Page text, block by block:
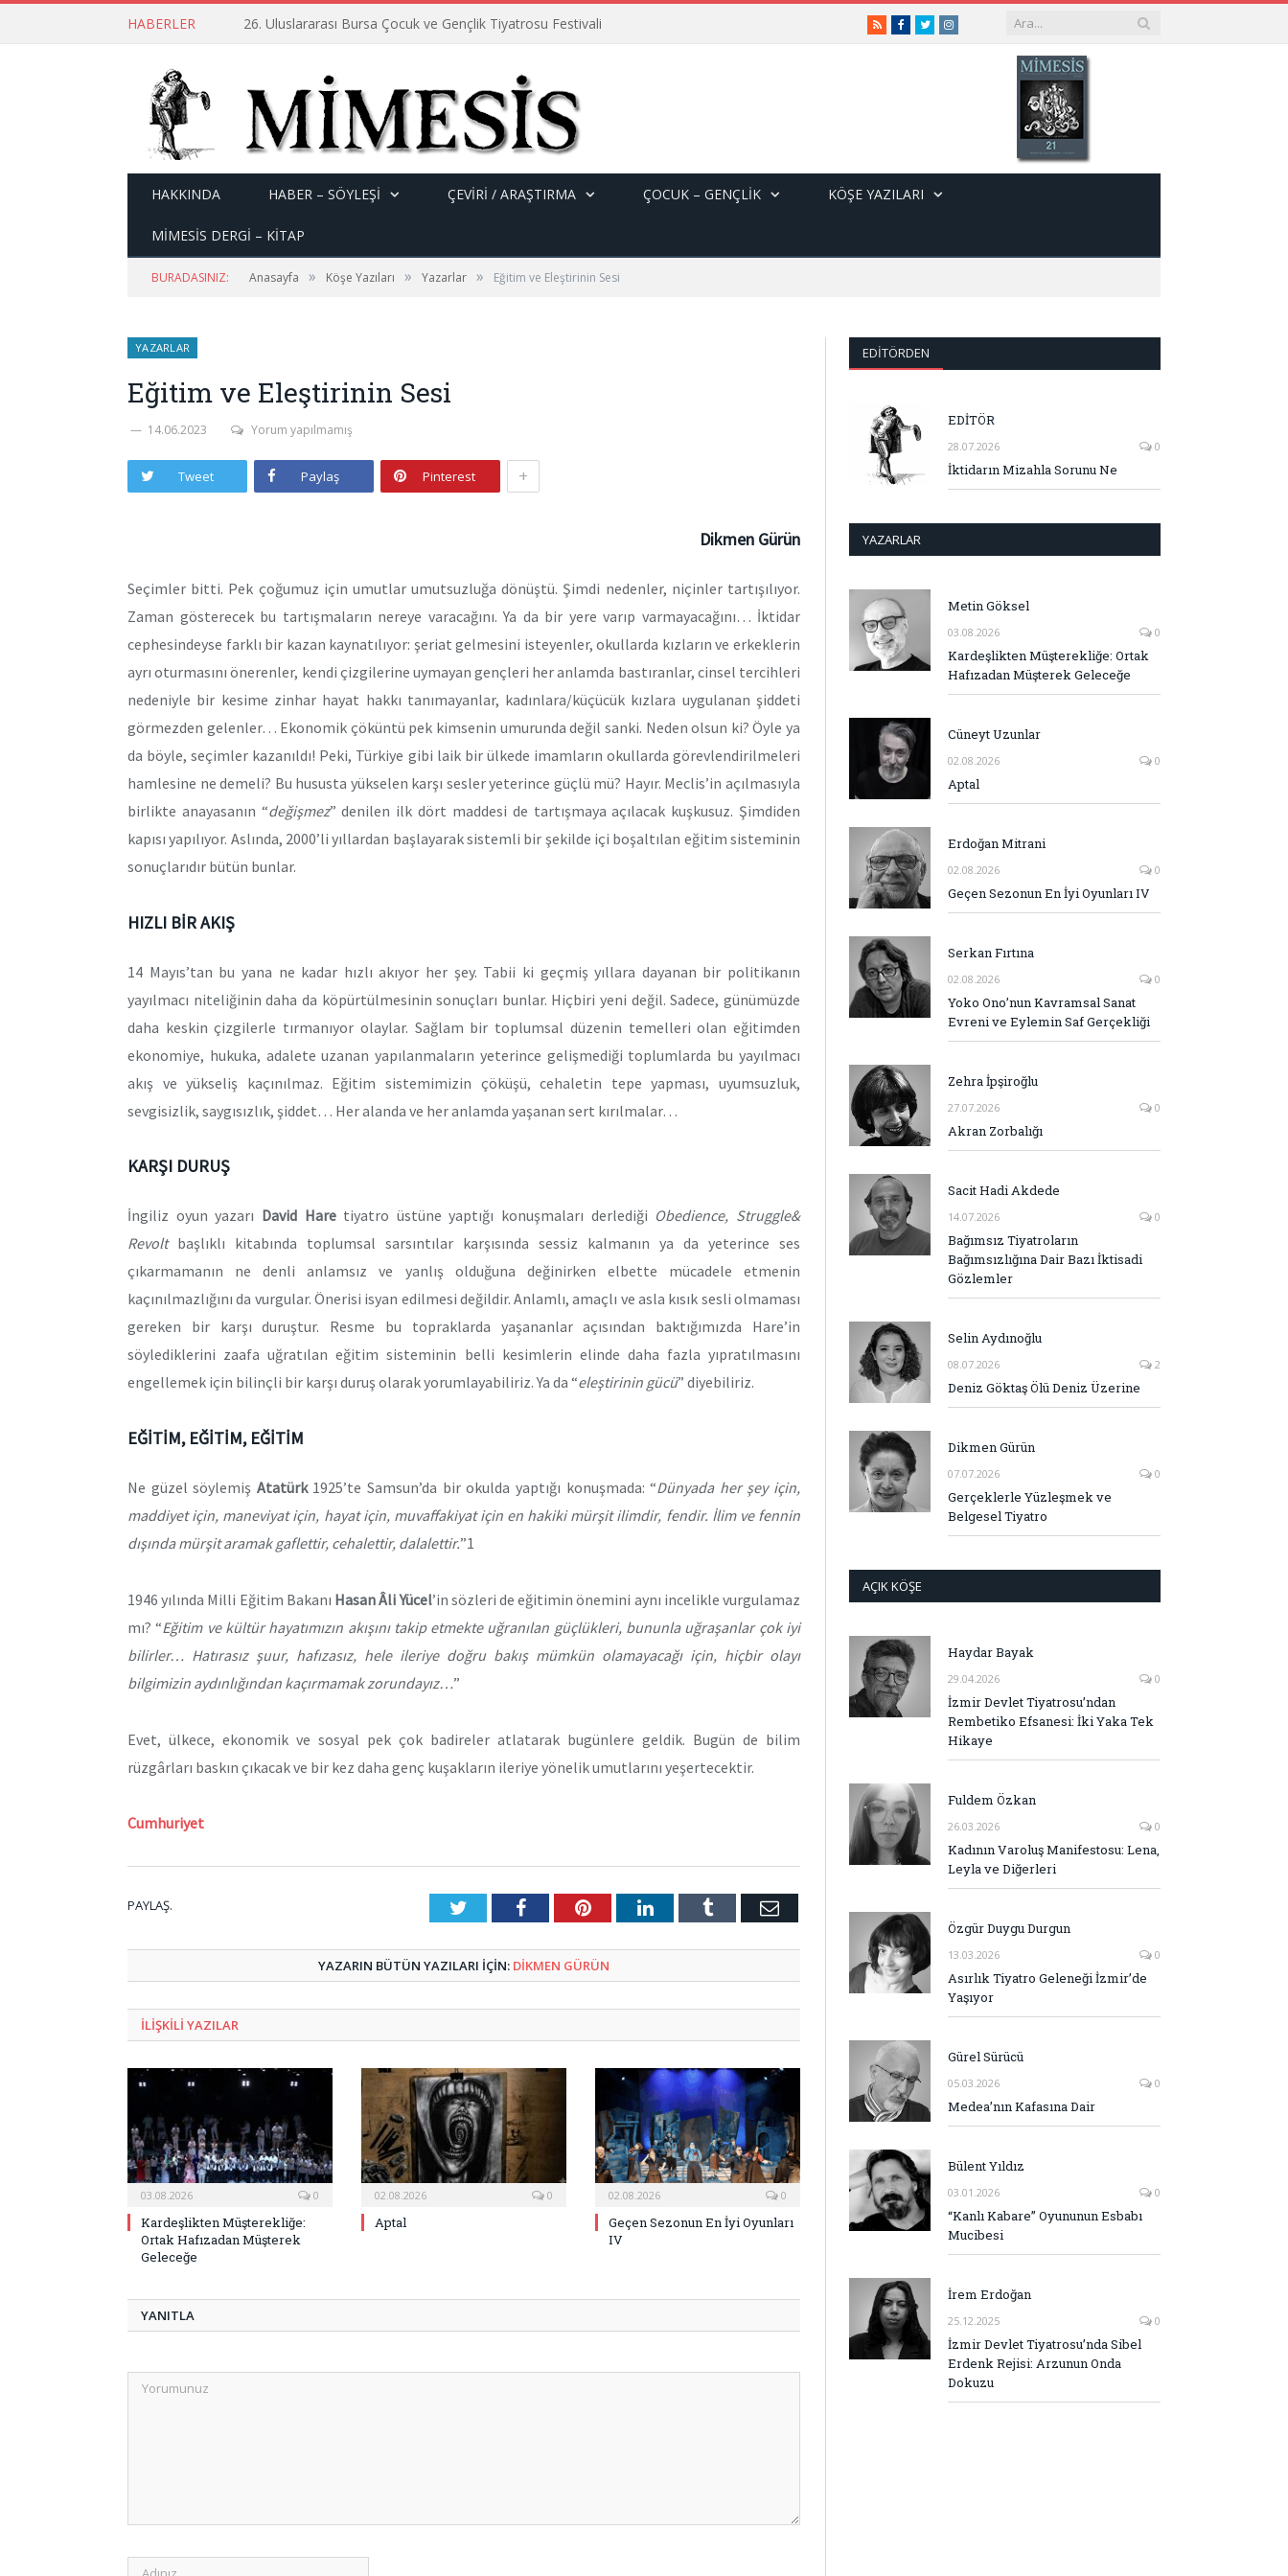
HABERLER 26. Uluslararası Bursa Çocuk ve Gençlik Tiyatrosu Festivali RSSFacebook
TwitterInstagram
HAKKINDA HABER – SÖYLEŞI ÇEVİRİ / ARAŞTIRMA ÇOCUK – GENÇLIK KÖŞE YAZILARI
MİMESİS DERGİ – KİTAP
BURADASINIZ: Anasayfa » Köşe Yazıları » Yazarlar » Eğitim ve Eleştirinin Sesi
YAZARLAR
Eğitim ve Eleştirinin Sesi
14.06.2023 Yorum yapılmamış
Tweet Paylaş Pinterest +
Dikmen Gürün
Seçimler bitti. Pek çoğumuz için umutlar umutsuzluğa dönüştü. Şimdi nedenler, niçinler tartışılıyor.
Zaman gösterecek bu tartışmaların nereye varacağını. Ya da bir yere varıp varmayacağını… İktidar
cephesindeyse farklı bir kazan kaynatılıyor: şeriat gelmesini isteyenler, okullarda kızların ve erkeklerin
ayrı oturmasını önerenler, kendi çizgilerine uymayan gençleri her anlamda bastıranlar, cinsel tercihleri
nedeniyle bir kesime zinhar hayat hakkı tanımayanlar, kadınlara/küçücük kızlara uygulanan şiddeti
görmezden gelenler… Ekonomik çöküntü pek kimsenin umurunda değil sanki. Neden olsun ki? Öyle ya
da böyle, seçimler kazanıldı! Peki, Türkiye gibi laik bir ülkede imamların okullarda görevlendirilmeleri
hamlesine ne demeli? Bu hususta yükselen karşı sesler yeterince güçlü mü? Hayır. Meclis’in açılmasıyla
birlikte anayasanın “değişmez” denilen ilk dört maddesi de tartışmaya açılacak kuşkusuz. Şimdiden
kapısı yapılıyor. Aslında, 2000’li yıllardan başlayarak sistemli bir şekilde içi boşaltılan eğitim sisteminin
sonuçlarıdır bütün bunlar.
HIZLI BİR AKIŞ
14 Mayıs’tan bu yana ne kadar hızlı akıyor her şey. Tabii ki geçmiş yıllara dayanan bir politikanın
yayılmacı niteliğinin daha da köpürtülmesinin sonuçları bunlar. Hiçbiri yeni değil. Sadece, günümüzde
daha keskin çizgilerle tırmanıyor olaylar. Sağlam bir toplumsal düzenin temelleri olan eğitimden
ekonomiye, hukuka, adalete uzanan yapılanmaların yeterince gelişmediği toplumlarda bu yayılmacı
akış ve yükseliş kaçınılmaz. Eğitim sistemimizin çöküşü, cehaletin tepe yapması, uyumsuzluk,
sevgisizlik, saygısızlık, şiddet… Her alanda ve her anlamda yaşanan sert kırılmalar…
KARŞI DURUŞ
İngiliz oyun yazarı David Haretiyatro üstüne yaptığı konuşmaları derlediği Obedience, Struggle&
Revoltbaşlıklı kitabında toplumsal sarsıntılar karşısında sessiz kalmanın ya da yeterince ses
çıkarmamanın ne denli anlamsız ve yanlış olduğuna değinirken elbette mücadele etmenin
kaçınılmazlığını da vurgular. Önerisi isyan edilmesi değildir. Anlamlı, amaçlı ve asla kısık sesli olmaması
gereken bir karşı duruştur. Resme bu topraklarda yaşananlar açısından baktığımızda Hare’in
söylediklerini zaafa uğratılan eğitim sisteminin belli kesimlerin elinde daha fazla yıpratılmasını
engellemek için bilinçli bir karşı duruş olarak yorumlayabiliriz. Ya da “eleştirinin gücü” diyebiliriz.
EĞİTİM, EĞİTİM, EĞİTİM
Ne güzel söylemiş Atatürk1925’te Samsun’da bir okulda yaptığı konuşmada: “Dünyada her şey için,
maddiyet için, maneviyat için, hayat için, muvaffakiyat için en hakiki mürşit ilimdir, fendir. İlim ve fennin
dışında mürşit aramak gaflettir, cehalettir, dalalettir.”1
1946 yılında Milli Eğitim Bakanı Hasan Âli Yücel’in sözleri de eğitimin önemini aynı incelikle vurgulamaz
mı? “Eğitim ve kültür hayatımızın akışını takip etmekte uğranılan güçlükleri, bununla uğraşanlar çok iyi
bilirler… Hatırasız şuur, hafızasız, hele ileriye doğru bakış mümkün olamayacağı için, hiçbir olayı
bilgimizin aydınlığından kaçırmamak zorundayız…”
Evet, ülkece, ekonomik ve sosyal pek çok badireler atlatarak bugünlere geldik. Bugün de bilim
rüzgârları baskın çıkacak ve bir kez daha genç kuşakların ileriye yönelik umutlarını yeşertecektir.
Cumhuriyet
PAYLAŞ. TwitterFacebookPinterestLinkedInTumblr E-
YAZARIN BÜTÜN YAZILARI IÇIN: DIKMEN GÜRÜN
ILIŞKILI YAZILAR
03.08.2026 0
Kardeşlikten Müşterekliğe:
Ortak Hafızadan Müşterek
Geleceğe
02.08.2026 0
Aptal
02.08.2026 0
Geçen Sezonun En İyi Oyunları
IV
YANITLA
EDITÖRDEN
EDİTÖR
28.07.2026 0
İktidarın Mizahla Sorunu Ne
YAZARLAR
Metin Göksel
03.08.2026 0
Kardeşlikten Müşterekliğe: Ortak
Hafızadan Müşterek Geleceğe
Cüneyt Uzunlar
02.08.2026 0
Aptal
Erdoğan Mitrani
02.08.2026 0
Geçen Sezonun En İyi Oyunları IV
Serkan Fırtına
02.08.2026 0
Yoko Ono’nun Kavramsal Sanat
Evreni ve Eylemin Saf Gerçekliği
Zehra İpşiroğlu
27.07.2026 0
Akran Zorbalığı
Sacit Hadi Akdede
14.07.2026 0
Bağımsız Tiyatroların
Bağımsızlığına Dair Bazı İktisadi
Gözlemler
Selin Aydınoğlu
08.07.2026 2
Deniz Göktaş Ölü Deniz Üzerine
Dikmen Gürün
07.07.2026 0
Gerçeklerle Yüzleşmek ve
Belgesel Tiyatro
AÇIK KÖŞE
Haydar Bayak
29.04.2026 0
İzmir Devlet Tiyatrosu’ndan
Rembetiko Efsanesi: İki Yaka Tek
Hikaye
Fuldem Özkan
26.03.2026 0
Kadının Varoluş Manifestosu: Lena,
Leyla ve Diğerleri
Özgür Duygu Durgun
13.03.2026 0
Asırlık Tiyatro Geleneği İzmir’de
Yaşıyor
Gürel Sürücü
05.03.2026 0
Medea’nın Kafasına Dair
Bülent Yıldız
03.01.2026 0
“Kanlı Kabare” Oyununun Esbabı
Mucibesi
İrem Erdoğan
25.12.2025 0
İzmir Devlet Tiyatrosu’nda Sibel
Erdenk Rejisi: Arzunun Onda
Dokuzu